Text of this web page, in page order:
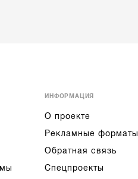
ИНФОРМАЦИЯ
О проекте
Рекламные форматы
Обратная связь
Спецпроекты